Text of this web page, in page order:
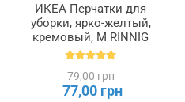
Ширина
ИКЕА Перчатки для
уборки, ярко-желтый,
кремовый, M RINNIG
РИННИГ, 105.658.52
79,00 грн
77,00 грн